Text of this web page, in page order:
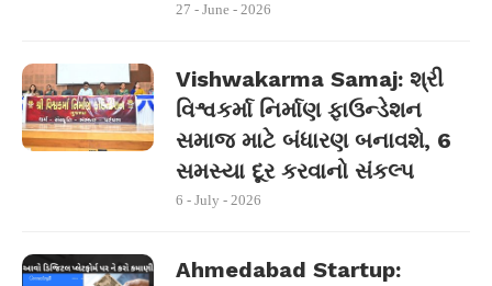
27 - June - 2026
Vishwakarma Samaj: શ્રી
વિશ્વકર્મા નિર્માણ ફાઉન્ડેશન
સમાજ માટે બંધારણ બનાવશે, 6
સમસ્યા દૂર કરવાનો સંકલ્પ
6 - July - 2026
Ahmedabad Startup: